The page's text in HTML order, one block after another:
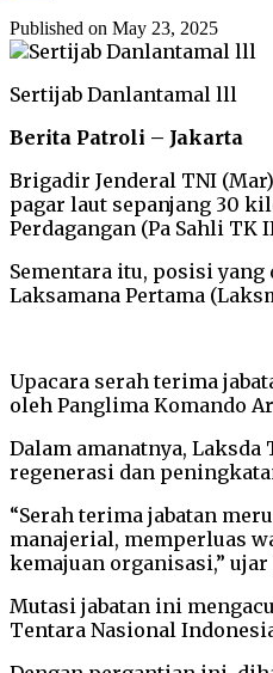
Published on May 23, 2025
Sertijab Danlantamal lll
Berita Patroli – Jakarta
Brigadir Jenderal TNI
pagar laut sepanjang 30
Perdagangan (Pa Sahli
Sementara itu, posisi
Laksamana Pertama
Upacara serah terima
oleh Panglima Komando
Dalam amanatnya,
regenerasi dan
“Serah terima jabatan
manajerial, memperluas
kemajuan organisasi,” ujar
Mutasi jabatan ini
Tentara Nasional